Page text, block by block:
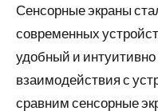
Сенсорные экраны
современных
удобный и
взаимодействия с
сравним сенсорные